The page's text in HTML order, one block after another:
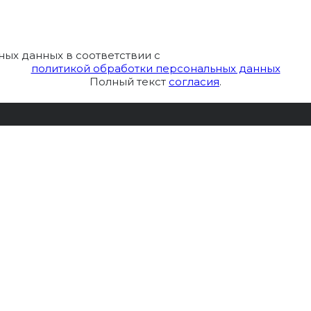
данных в соответствии с
политикой обработки персональных данных
Полный текст согласия.